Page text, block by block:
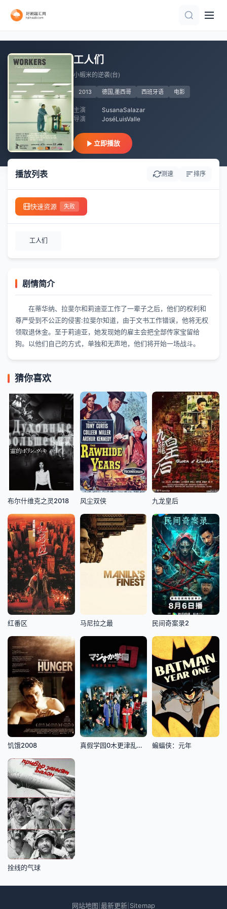
工人们
小蝦米的逆袭(台)
2013 德国,墨西哥 西班牙语 电影
主演
SusanaSalazar
导演
JoséLuisValle
立即播放
播放列表 测速 排序
快速资源 失败
工人们
剧情简介
在蒂华纳、拉斐尔和莉迪亚工作了一辈子之后，他们的权利和
尊严受到不公正的侵害:拉斐尔知道，由于文书工作错误，他将无权
领取退休金。至于莉迪亚，她发现她的雇主会把全部传家宝留给
狗。以他们自己的方式，单独和无声地，他们将开始一场战斗。
猜你喜欢
布尔什维克之灵2018
正片
风尘双侠
已完结
九龙皇后
已完结
红番区
正片
马尼拉之最
HD国语
民间奇案录2
HD
饥饿2008
已完结
真假学园0木更津乱斗篇
HD
蝙蝠侠：元年
HD中字
拴线的气球
网站地图 最新更新 Sitemap